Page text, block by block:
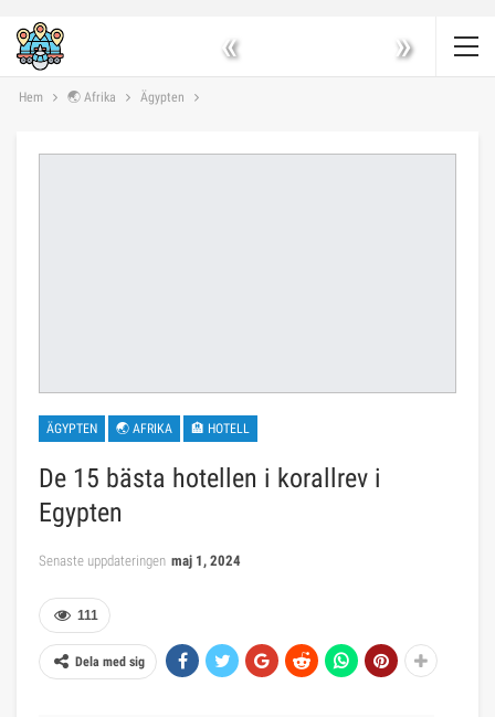
« »
Hem 🌏 Afrika Ägypten
ÄGYPTEN 🌏 AFRIKA 🏨 HOTELL
De 15 bästa hotellen i korallrev i
Egypten
Senaste uppdateringen maj 1, 2024
111
Dela med sig